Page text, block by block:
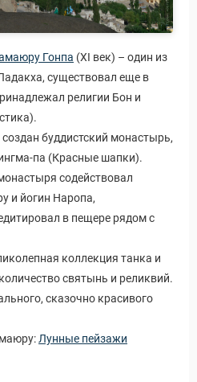
Гонпа (XI век) – один из
существовал еще в
религии Бон и
буддистский монастырь,
па (Красные шапки).
содействовал
и йогин Наропа,
в пещере рядом с
коллекция танка и
святынь и реликвий.
сказочно красивого
Лунные пейзажи